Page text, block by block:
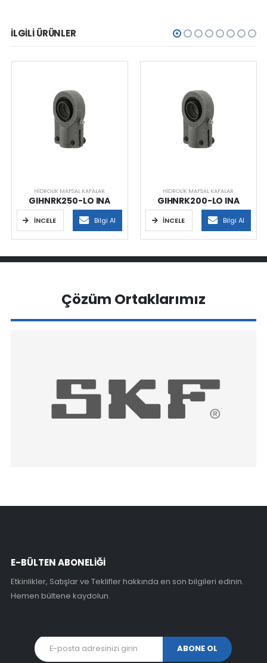
İLGILI ÜRÜNLER
HIDROLIK MAFSAL KAFALAR
GIHNRK250-LO INA
İNCELE Bilgi Al
HIDROLIK MAFSAL KAFALAR
GIHNRK200-LO INA
İNCELE Bilgi Al
Çözüm Ortaklarımız
E-BÜLTEN ABONELİĞİ
Etkinlikler, Satışlar ve Teklifler hakkında en son bilgileri edinin.
Hemen bültene kaydolun.